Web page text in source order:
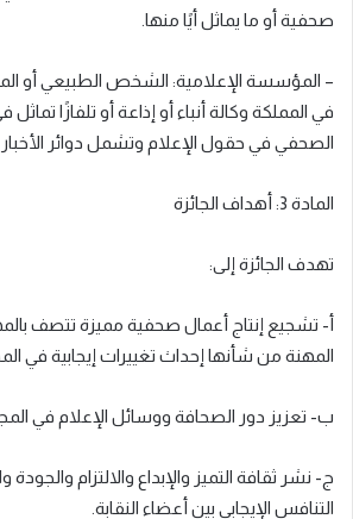
صحفية أو ما يماثل أيًا منها.
– المؤسسة الإعلامية: الشخص الطبيعي أو
في المملكة وكالة أنباء أو إذاعة أو تلفازًا
الصحفي في حقول الإعلام وتشمل دوائر الأخبار
المادة 3: أهداف الجائزة
تهدف الجائزة إلى:
أ- تشجيع إنتاج أعمال صحفية مميزة تتصف
المهنة من شأنها إحداث تغييرات إيجابية في
ب- تعزيز دور الصحافة ووسائل الإعلام في
ج- نشر ثقافة التميز والإبداع والالتزام
التنافس الإيجابي بين أعضاء النقابة.